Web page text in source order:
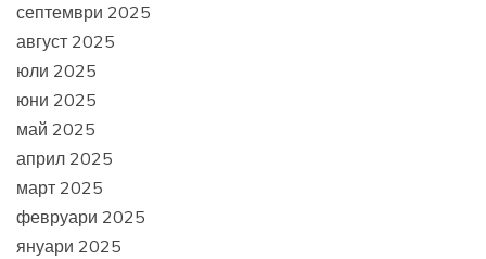
септември 2025
август 2025
юли 2025
юни 2025
май 2025
април 2025
март 2025
февруари 2025
януари 2025